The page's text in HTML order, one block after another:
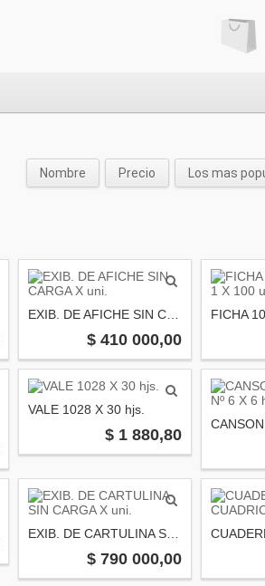
Nombre Precio Los mas
$ 410 000,00
VALE 1028 X 30 hjs.
$ 1 880,80
$ 790 000,00